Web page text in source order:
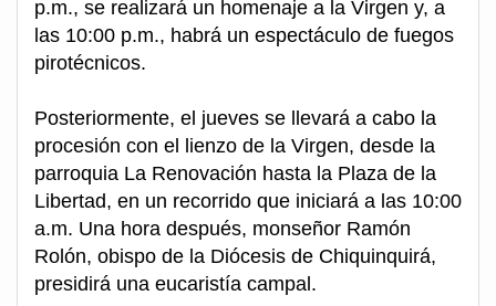
p.m., se realizará un homenaje a la Virgen y, a
las 10:00 p.m., habrá un espectáculo de fuegos
pirotécnicos.
Posteriormente, el jueves se llevará a cabo la
procesión con el lienzo de la Virgen, desde la
parroquia La Renovación hasta la Plaza de la
Libertad, en un recorrido que iniciará a las 10:00
a.m. Una hora después, monseñor Ramón
Rolón, obispo de la Diócesis de Chiquinquirá,
presidirá una eucaristía campal.